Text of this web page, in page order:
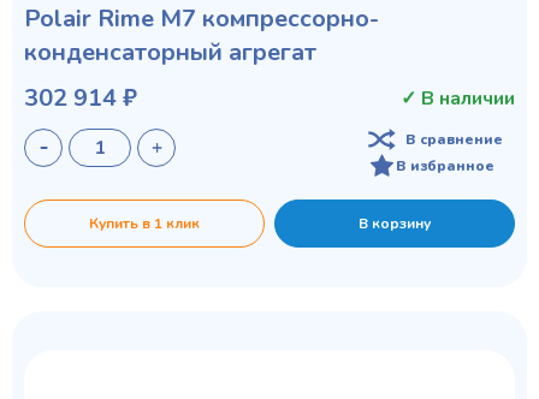
Polair Rime M7 компрессорно-
конденсаторный агрегат
302 914 ₽
✓ В наличии
В сравнение
В избранное
Купить в 1 клик В корзину